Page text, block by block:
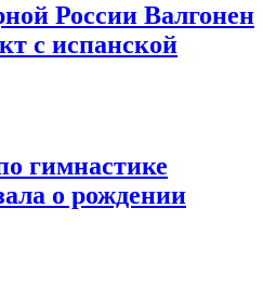
России Валгонен
с испанской
гимнастике
о рождении